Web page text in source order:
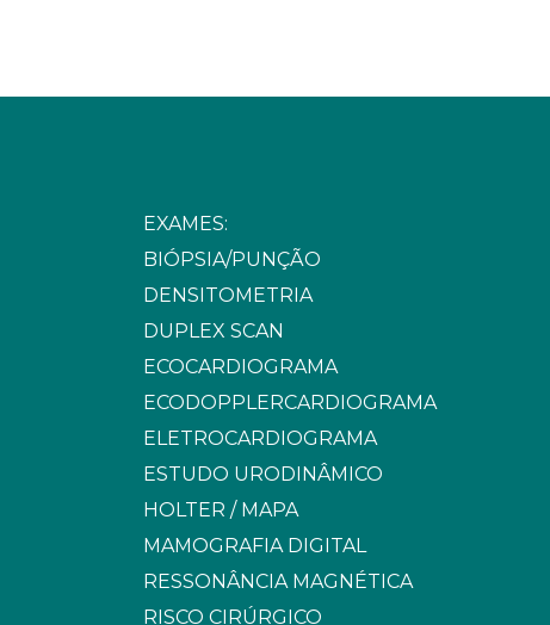
EXAMES:
BIÓPSIA/PUNÇÃO
DENSITOMETRIA
DUPLEX SCAN
ECOCARDIOGRAMA
ECODOPPLERCARDIOGRAMA
ELETROCARDIOGRAMA
ESTUDO URODINÂMICO
HOLTER / MAPA
MAMOGRAFIA DIGITAL
RESSONÂNCIA MAGNÉTICA
RISCO CIRÚRGICO